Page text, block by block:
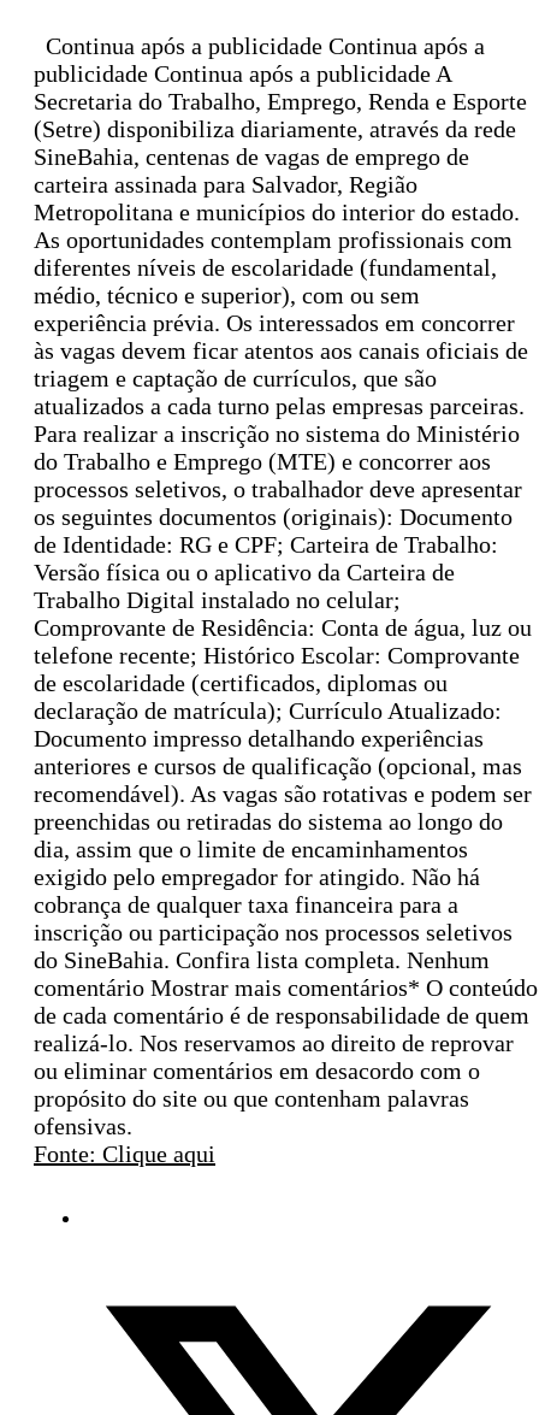
Continua após a publicidade Continua após a
publicidade Continua após a publicidade A
Secretaria do Trabalho, Emprego, Renda e Esporte
(Setre) disponibiliza diariamente, através da rede
SineBahia, centenas de vagas de emprego de
carteira assinada para Salvador, Região
Metropolitana e municípios do interior do estado.
As oportunidades contemplam profissionais com
diferentes níveis de escolaridade (fundamental,
médio, técnico e superior), com ou sem
experiência prévia. Os interessados em concorrer
às vagas devem ficar atentos aos canais oficiais de
triagem e captação de currículos, que são
atualizados a cada turno pelas empresas parceiras.
Para realizar a inscrição no sistema do Ministério
do Trabalho e Emprego (MTE) e concorrer aos
processos seletivos, o trabalhador deve apresentar
os seguintes documentos (originais): Documento
de Identidade: RG e CPF; Carteira de Trabalho:
Versão física ou o aplicativo da Carteira de
Trabalho Digital instalado no celular;
Comprovante de Residência: Conta de água, luz ou
telefone recente; Histórico Escolar: Comprovante
de escolaridade (certificados, diplomas ou
declaração de matrícula); Currículo Atualizado:
Documento impresso detalhando experiências
anteriores e cursos de qualificação (opcional, mas
recomendável). As vagas são rotativas e podem ser
preenchidas ou retiradas do sistema ao longo do
dia, assim que o limite de encaminhamentos
exigido pelo empregador for atingido. Não há
cobrança de qualquer taxa financeira para a
inscrição ou participação nos processos seletivos
do SineBahia. Confira lista completa. Nenhum
comentário Mostrar mais comentários* O conteúdo
de cada comentário é de responsabilidade de quem
realizá-lo. Nos reservamos ao direito de reprovar
ou eliminar comentários em desacordo com o
propósito do site ou que contenham palavras
ofensivas.
Fonte: Clique aqui